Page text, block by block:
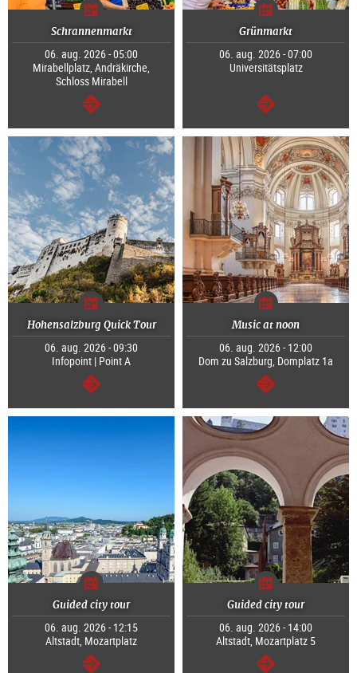
Schrannenmarkt
06. aug. 2026 - 05:00
Mirabellplatz, Andräkirche,
Schloss Mirabell
Tovább
Grünmarkt
06. aug. 2026 - 07:00
Universitätsplatz
Tovább
Hohensalzburg Quick Tour
06. aug. 2026 - 09:30
Infopoint | Point A
Tovább
Music at noon
06. aug. 2026 - 12:00
Dom zu Salzburg, Domplatz 1a
Tovább
Guided city tour
06. aug. 2026 - 12:15
Altstadt, Mozartplatz
Guided city tour
06. aug. 2026 - 14:00
Altstadt, Mozartplatz 5